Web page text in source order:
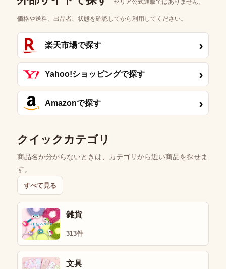
セリア公式通販ではありません。
価格や送料、出品者、状態を確認してから利用してください。
楽天市場で探す ›
Yahoo!ショッピングで探す ›
Amazonで探す ›
クイックカテゴリ
商品名が分からないときは、カテゴリから近い商品を探せま
す。
すべて見る
雑貨
313件
文具